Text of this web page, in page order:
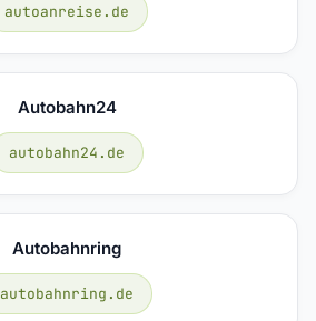
autoanreise.de
Autobahn24
autobahn24.de
Autobahnring
autobahnring.de